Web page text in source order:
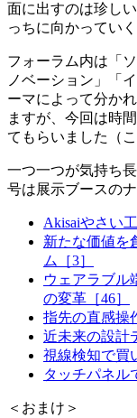
面に出すのは珍し
っちに向かってい
フォーラム内は「
ノベーション」「
ーマによって分か
ますが、今回は時
てもらいました（
一つ一つが気持ち
号は展示ブースの
Akisaiやさい工
新たな価値を
ム［3］
ウェアラブル
の変革［46］
指先の直感操
近未来の設計
視線検知で買
タッチパネル
＜おまけ＞